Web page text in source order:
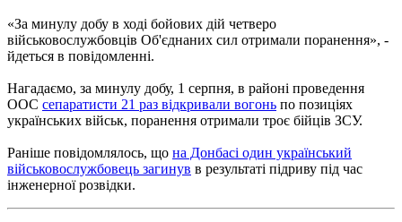
«За минулу добу в ході бойових дій четверо
військовослужбовців Об'єднаних сил отримали поранення», -
йдеться в повідомленні.
Нагадаємо, за минулу добу, 1 серпня, в районі проведення
ООС сепаратисти 21 раз відкривали вогонь по позиціях
українських військ, поранення отримали троє бійців ЗСУ.
Раніше повідомлялось, що на Донбасі один український
військовослужбовець загинув в результаті підриву під час
інженерної розвідки.